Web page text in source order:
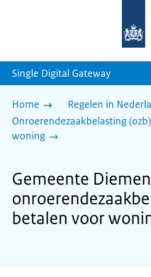
homepage
Single Digital Gateway
Home
Regelen in
Onroerendezaakbelasting
woning
Gemeente
betalen voor